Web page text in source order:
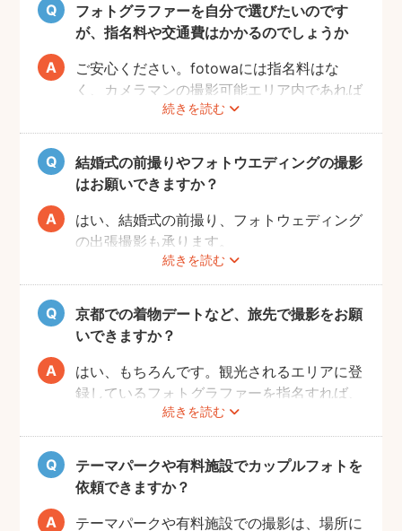
フォトグラファーを自分で選びたいのです
が、指名料や交通費はかかるのでしょうか
続きを読む
ご安心ください。fotowaには指名料はな
く、カメラマンの撮影可能エリア内であれば
交通費も一切かかりません。
自己PRやポートフォリオから、お好きなプ
ロのフォトグラファーをじっくりと選べるの
で、お二人とも安心して撮影することができ
ます。
結婚式の前撮りやフォトウエディングの撮影
はお願いできますか？
続きを読む
はい、結婚式の前撮り、フォトウェディング
の出張撮影も承ります。
fotowaでは衣装レンタル・着付け・ヘアメ
イクなどのオプションをご用意しておりませ
んので、お客様自身でご用意くださいませ。
京都での着物デートなど、旅先で撮影をお願
いできますか？
続きを読む
はい、もちろんです。観光されるエリアに登
録しているフォトグラファーを指名すれば、
旅行先でも撮影できます。
お好きな時間帯に撮影もできるので、是非と
も思い出に残るデートプランにしてください
ね！
テーマパークや有料施設でカップルフォトを
依頼できますか？
テーマパークや有料施設での撮影は、場所に